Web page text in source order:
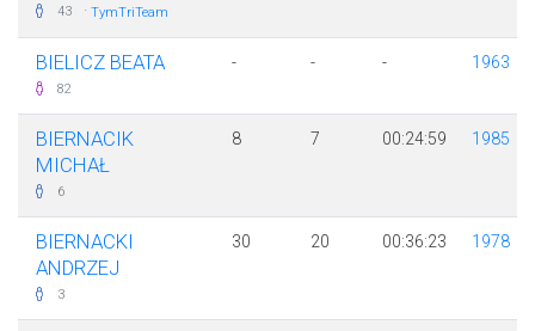
43 · TymTriTeam
BIELICZ BEATA
82
- - - 1963
BIERNACIK
MICHAŁ
6
8 7 00:24:59 1985
BIERNACKI
ANDRZEJ
3
30 20 00:36:23 1978